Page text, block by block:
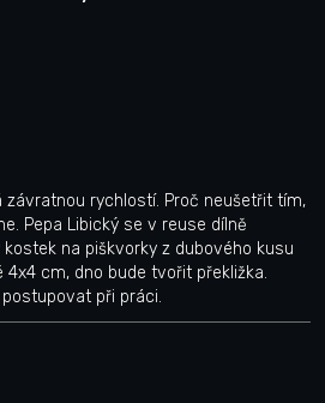
závratnou rychlostí. Proč neušetřit tím,
Pepa Libický se v reuse dílně
na piškvorky z dubového kusu
4x4 cm, dno bude tvořit překližka.
při práci.